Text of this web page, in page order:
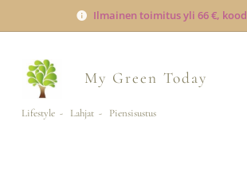
Ilmainen toimitus yli 66 €,
My Green Today
Lifestyle - Lahjat - Piensisustus